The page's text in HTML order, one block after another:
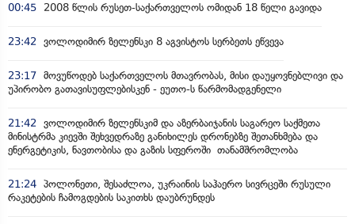
00:45 2008 წლის რუსეთ-საქართველოს ომიდან 18 წელი გავიდა
23:42 ვოლოდიმირ ზელენსკი 8 აგვისტოს სერბეთს ეწვევა
23:17 მოვუწოდებ საქართველოს მთავრობას, მისი დაუყოვნებლივი და
უპირობო გათავისუფლებისკენ - ეუთო-ს წარმომადგენელი
21:42
ვოლოდიმირ ზელენსკიმ და აზერბაიჯანის საგარეო საქმეთა
მინისტრმა კიევში შეხვედრაზე განიხილეს დრონებზე შეთანხმება და
ენერგეტიკის, ნავთობისა და გაზის სფეროში თანამშრომლობა
21:24 პოლონეთი, შესაძლოა, უკრაინის საჰაერო სივრცეში რუსული
რაკეტების ჩამოგდების საკითხს დაუბრუნდეს